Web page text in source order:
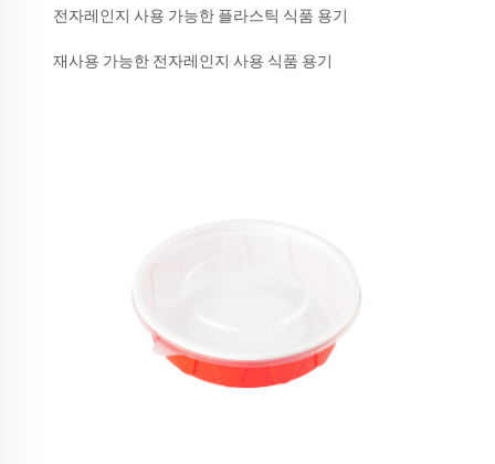
전자레인지 사용 가능한 플라스틱 식품 용기
재사용 가능한 전자레인지 사용 식품 용기